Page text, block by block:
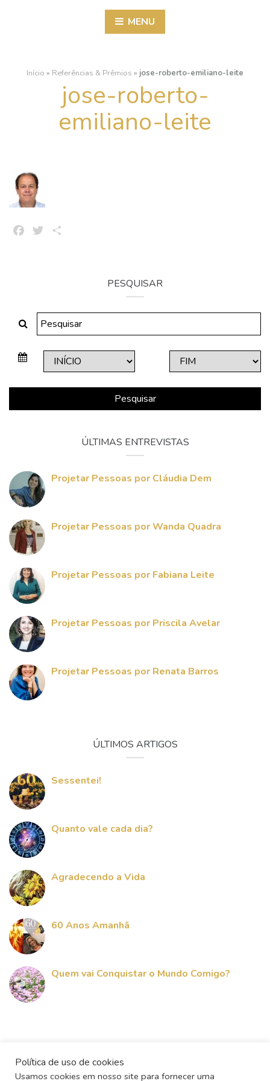
MENU
Início » Referências & Prêmios » jose-roberto-emiliano-leite
jose-roberto-
emiliano-leite
FacebookTwitter
PESQUISAR
Pesquisar
ÚLTIMAS ENTREVISTAS
Projetar Pessoas por Cláudia Dem
Projetar Pessoas por Wanda Quadra
Projetar Pessoas por Fabiana Leite
Projetar Pessoas por Priscila Avelar
Projetar Pessoas por Renata Barros
ÚLTIMOS ARTIGOS
Sessentei!
Quanto vale cada dia?
Agradecendo a Vida
60 Anos Amanhã
Quem vai Conquistar o Mundo Comigo?
Política de uso de cookies
Usamos cookies em nosso site para fornecer uma